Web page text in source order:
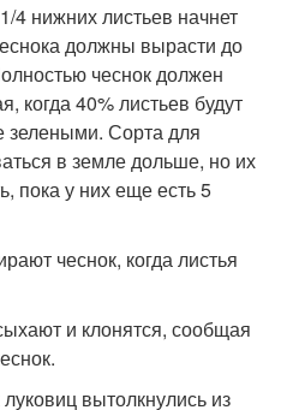
4 нижних листьев начнет
должны вырасти до
чеснок должен
когда 40% листьев будут
Сорта для
в земле дольше, но их
пока у них еще есть 5
чеснок, когда листья
и клонятся, сообщая
вытолкнулись из